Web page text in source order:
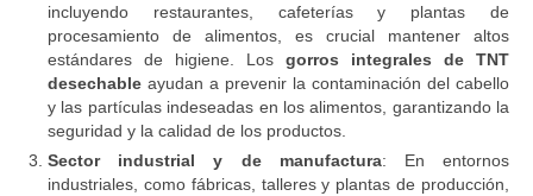
incluyendo restaurantes, cafeterías y plantas de
procesamiento de alimentos, es crucial mantener altos
estándares de higiene. Los gorros integrales de TNT
desechable ayudan a prevenir la contaminación del cabello
y las partículas indeseadas en los alimentos, garantizando la
seguridad y la calidad de los productos.
Sector industrial y de manufactura: En entornos
industriales, como fábricas, talleres y plantas de producción,